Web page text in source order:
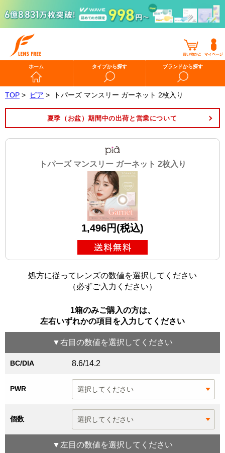
ホーム タイプから探す ブランドから探す
TOP > ピア > トパーズ マンスリー ガーネット 2枚入り
夏季（お盆）期間中の出荷と営業について
トパーズ マンスリー ガーネット 2枚入り
1,496円(税込)
処方に従ってレンズの数値を選択してください
（必ずご入力ください）
1箱のみご購入の方は、
左右いずれかの項目を入力してください
▼右目 の数値を選択してください
BC/DIA 8.6/14.2
PWR
個数
▼ 左目 の数値を選択してください